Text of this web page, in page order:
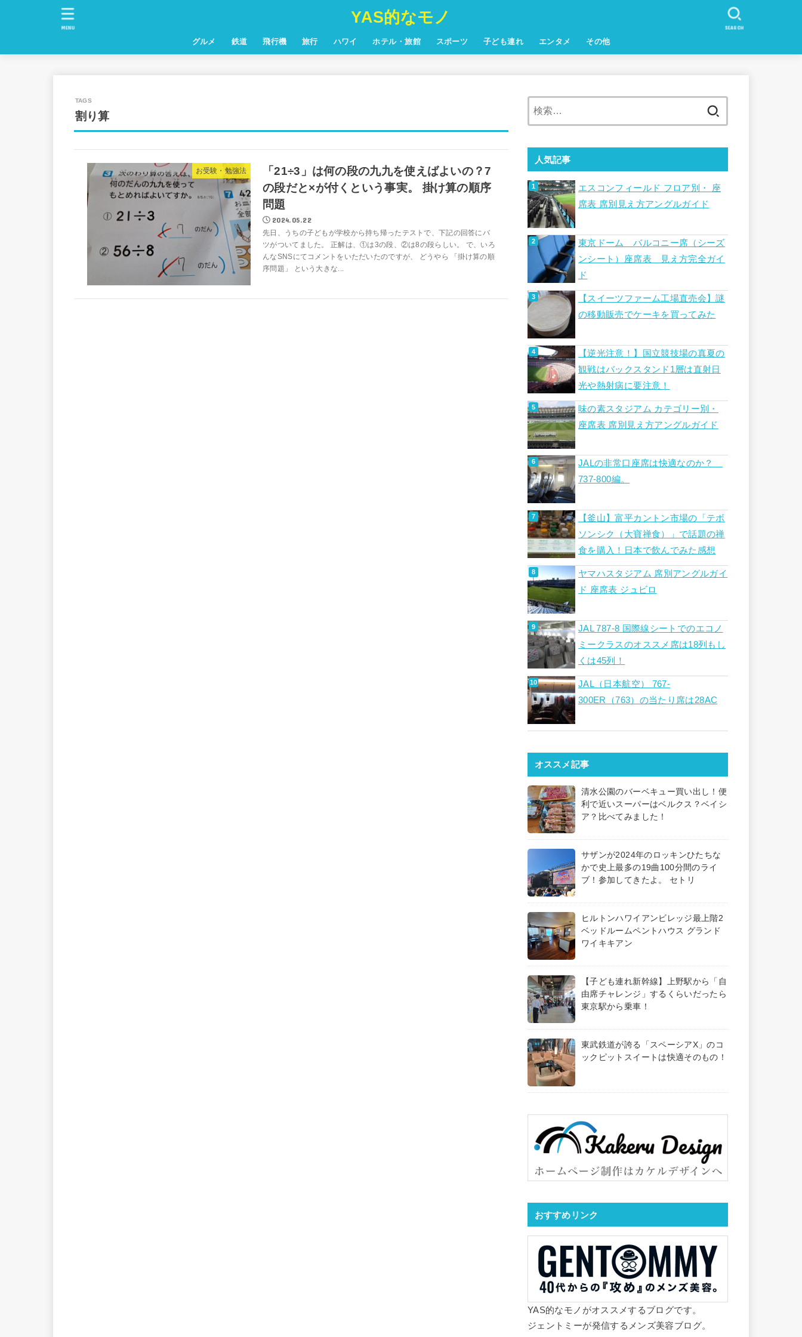
YAS的なモノ
グルメ 鉄道 飛行機 旅行 ハワイ ホテル・旅館 スポーツ 子ども連れ エンタメ その他
SEARCH
MENU
割り算
お受験・勉強法
「21÷3」は何の段の九九を使えばよいの？7
の段だと×が付くという事実。 掛け算の順序
問題
2024.05.22
先日、うちの子どもが学校から持ち帰ったテストで、下記の回答にバ
ツがついてました。 正解は、①は3の段、②は8の段らしい。 で、いろ
んなSNSにてコメントをいただいたのですが、 どうやら 「掛け算の順
序問題」 という大きな...
人気記事
エスコンフィールド フロア別・ 座
席表 席別見え方アングルガイド
東京ドーム バルコニー席（シーズ
ンシート）座席表 見え方完全ガイ
ド
【スイーツファーム工場直売会】謎
の移動販売でケーキを買ってみた
【逆光注意！】国立競技場の真夏の
観戦はバックスタンド1層は直射日
光や熱射病に要注意！
味の素スタジアム カテゴリー別・
座席表 席別見え方アングルガイド
JALの非常口座席は快適なのか？
737-800編。
【釜山】富平カントン市場の「テボ
ソンシク（大寶禅食）」で話題の禅
食を購入！日本で飲んでみた感想
ヤマハスタジアム 席別アングルガイ
ド 座席表 ジュビロ
JAL 787-8 国際線シートでのエコノ
ミークラスのオススメ席は18列もし
くは45列！
JAL（日本航空） 767-
300ER（763）の当たり席は28AC
オススメ記事
清水公園のバーベキュー買い出し！便
利で近いスーパーはベルクス？ベイシ
ア？比べてみました！
サザンが2024年のロッキンひたちな
かで史上最多の19曲100分間のライ
ブ！参加してきたよ。 セトリ
ヒルトンハワイアンビレッジ最上階2
ベッドルームペントハウス グランド
ワイキキアン
【子ども連れ新幹線】上野駅から「自
由席チャレンジ」するくらいだったら
東京駅から乗車！
東武鉄道が誇る「スペーシアX」のコ
ックピットスイートは快適そのもの！
おすすめリンク
YAS的なモノがオススメするブログです。
ジェントミーが発信するメンズ美容ブログ。